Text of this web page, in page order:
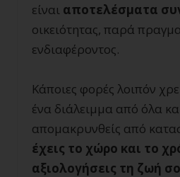
είναι αποτελέσματα
οικειότητας, παρά
ενδιαφέροντος.
Κάποιες φορές λοιπόν
ένα διάλειμμα από όλα
απομακρυνθείς από
έχεις το χώρο και το
αξιολογήσεις τη ζωή